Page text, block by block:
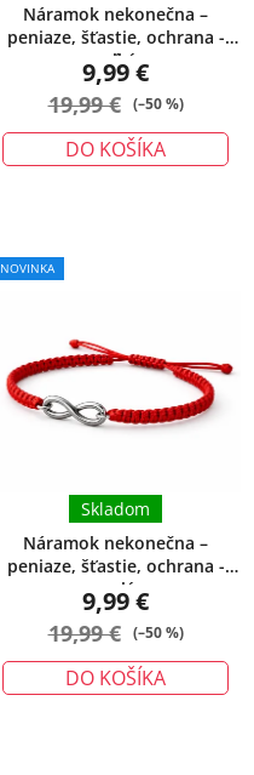
Náramok nekonečna –
peniaze, šťastie, ochrana -
veľký
9,99 €
19,99 € (–50 %)
DO KOŠÍKA
5,0
5
NOVINKA
Náramok nekonečna –
peniaze, šťastie, ochrana -
malý
Skladom
9,99 €
19,99 € (–50 %)
DO KOŠÍKA